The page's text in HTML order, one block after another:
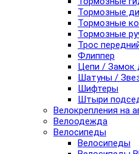
Тормозные
Тормозные
Тормозные
Трос
Флиппер
Цепи / Замок
Шатуны /
Шифтеры
Штыри
Велокрепления на
Велоодежда
Велосипеды
Велосипеды